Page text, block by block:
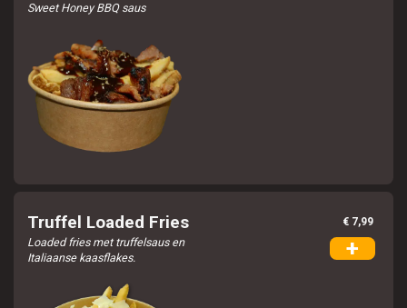
Sweet Honey BBQ saus
Truffel Loaded Fries
Loaded fries met truffelsaus en
Italiaanse kaasflakes.
€ 7,99
+